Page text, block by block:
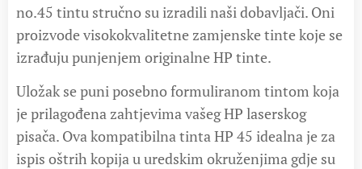
no.45 tintu stručno su izradili naši dobavljači. Oni
proizvode visokokvalitetne zamjenske tinte koje se
izrađuju punjenjem originalne HP tinte.
Uložak se puni posebno formuliranom tintom koja
je prilagođena zahtjevima vašeg HP laserskog
pisača. Ova kompatibilna tinta HP 45 idealna je za
ispis oštrih kopija u uredskim okruženjima gdje su